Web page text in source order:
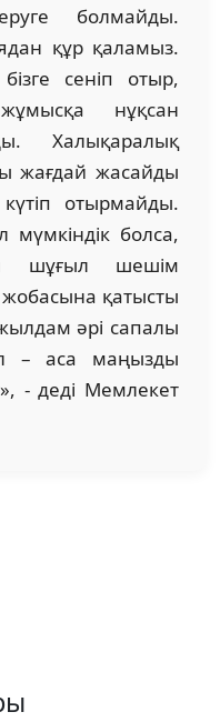
болмайды.
құр қаламыз.
сеніп отыр,
нұқсан
Халықаралық
жағдай жасайды
отырмайды.
болса,
шұғыл шешім
қатысты
әрі сапалы
– аса маңызды
- деді Мемлекет